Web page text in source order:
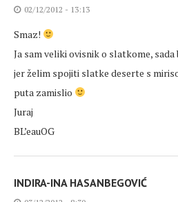
02/12/2012 - 13:13
Smaz!
Ja sam veliki ovisnik o slatkome,
jer želim spojiti slatke deserte s
puta zamislio
Juraj
BL’eauOG
INDIRA-INA HASANBEGOVIĆ